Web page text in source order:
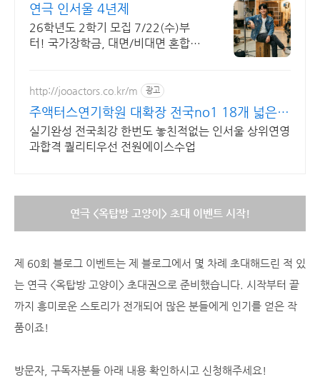
연극 인서울 4년제
26학년도 2학기 모집 7/22(수)부
터! 국가장학금, 대면/비대면 혼합교
http://jooactors.co.kr/m 광고
주액터스연기학원 대확장 전국no1 18개 넓은강
의실
실기완성 전국최강 한번도 놓친적없는 인서울 상위연영
과합격 퀄리티우선 전원에이스수업
연극 <옥탑방 고양이> 초대 이벤트 시작!
제 60회 블로그 이벤트는 제 블로그에서 몇 차례 초대해드린 적 있
는 연극 <옥탑방 고양이> 초대권으로 준비했습니다. 시작부터 끝
까지 흥미로운 스토리가 전개되어 많은 분들에게 인기를 얻은 작
품이죠!
방문자, 구독자분들 아래 내용 확인하시고 신청해주세요!